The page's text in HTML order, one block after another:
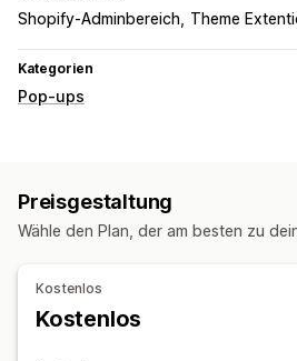
Shopify-Adminbereich Theme
Kategorien
Pop-ups
Individuelle Popups
Preisgestaltung
Wähle den Plan, der am besten zu
Kostenlos
Kostenlos